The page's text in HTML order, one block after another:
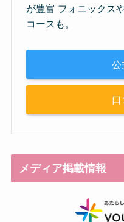
が豊富 フォニックス
コースも。
公
口
メディア掲載情報